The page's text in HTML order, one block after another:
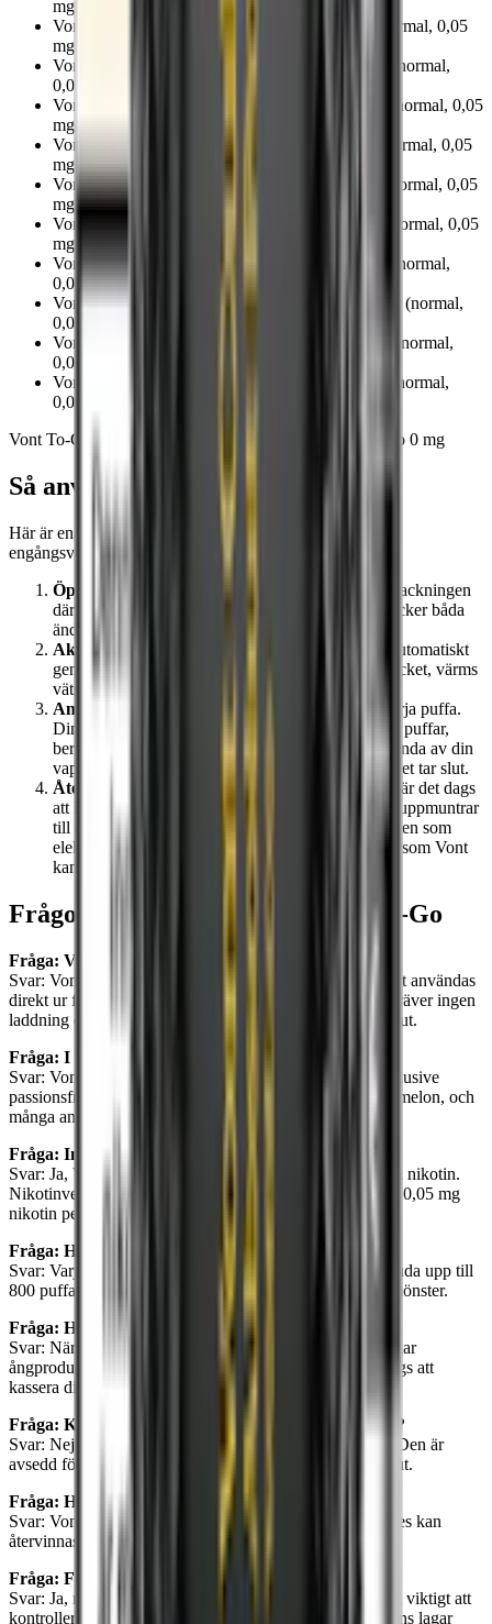
mg nikotin per puff)
Vont To-Go Fresh Mint:
mg nikotin per ml (normal, 0,05
mg nikotin per puff)
Vont To-Go Green Guava:
mg nikotin per ml (normal,
0,05 mg nikotin per puff)
Vont To-Go Havana Cola:
mg nikotin per ml (normal, 0,05
mg nikotin per puff)
Vont To-Go Juicy Berry:20
mg nikotin per ml (normal, 0,05
mg nikotin per puff)
Vont To-Go Ruby Grape:
mg nikotin per ml (normal, 0,05
mg nikotin per puff)
Vont To-Go Sharp Apple:
mg nikotin per ml (normal, 0,05
mg nikotin per puff)
Vont To-Go Slushy Peach:
mg nikotin per ml (normal,
0,05 mg nikotin per puff)
Vont To-Go Smooth Vanilla:
mg nikotin per ml (normal,
0,05 mg nikotin per puff)
Vont To-Go Sweet Mango:
mg nikotin per ml (normal,
0,05 mg nikotin per puff)
Vont To-Go Sweet Melon:
mg nikotin per ml (normal,
0,05 mg nikotin per puff)
Vont To-Go finns också som nikotinfri vape: Vont To-Go 0 mg
Så använder du en Vont To-Go
Här är en steg-för-steg-guide om hur du använder Vont
engångsvape.
Öppna förpackningen
: Börja med att öppna förpackningen
där din Vont To-Go finns. Ta bort skydden som täcker båda
ändarna på vapen.
Aktivera din Vont vape
: Vont To-Go aktiveras automatiskt
genom inhalering. När du andas in genom munstycket, värms
vätskan upp och omvandlas till ånga.
Använd
: Efter att enheten är aktiverad, kan du börja puffa.
Din Vont To-Go är designad för att ge upp till 800 puffar,
beroende på användning. Du kan fortsätta att använda av din
vape tills antalet bloss har uppnåtts eller tills batteriet tar slut.
Återvinna din vape
: När din Vont To-Go är slut, är det dags
att kassera den. Vont engagerar sig för miljön och uppmuntrar
till ansvarsfull återvinning. Du kan återvinna enheten som
elektronikavfall eller använda återvinningsinitiativ som Vont
kan vara del av.
Frågor och svar om vapen Vont To-Go
Fråga: Vad är Vont To-Go?
Svar: Vont To-Go är en engångsvape med möjligheten att användas
direkt ur förpackningen. Den är designad för enkelhet, kräver ingen
laddning eller påfyllning och kasseras när innehållet är slut.
Fråga: I vilka smaker Vont To-Go?
Svar: Vont To-Go erbjuder ett brett utbud av smaker, inklusive
passionsfrukt, ananas, blå hallon, banan och kola, vattenmelon, och
många andra upp till totalt 20 olika smaker.
Fråga: Innehåller Vont To-Go nikotin?
Svar: Ja, Vont To-Go finns tillgänglig både med och utan nikotin.
Nikotinversionerna har en styrka på 20mg/ml (2%), eller 0,05 mg
nikotin per puff.
Fråga: Hur länge håller en Vont To-Go vape?
Svar: Varje enhet av Vont To-Go är designad för att erbjuda upp till
800 puffar, vilket kan variera beroende på användningsmönster.
Fråga: Hur vet jag när min Vont To-Go är slut?
Svar: När e-juicen är slut eller batteriet är urladdat, minskar
ångproduktionen markant eller upphör helt. Det är då dags att
kassera din vape.
Fråga: Kan jag fylla på min Vont To-Go med e-juice?
Svar: Nej, Vont To-Go är inte designad för att fyllas på. Den är
avsedd för engångsbruk och ska återvinnas när den är slut.
Fråga: Hur återvinner jag min Vont To-Go?
Svar: Vont är engagerade i miljön och deras engångsvapes kan
återvinnas som vanlig plast och elektronik.
Fråga: Får man ta med Vont To-Go på flyg?
Svar: Ja, men de ska förvaras i handbagaget. Det är dock viktigt att
kontrollera flygbolagets specifika regler och destinationens lagar